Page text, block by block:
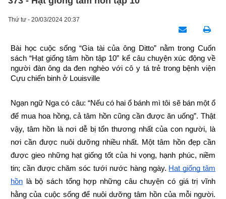
Thứ tư - 20/03/2024 20:37
Bài học cuộc sống “Gia tài của ông Ditto” nằm trong Cuốn
sách “Hạt giống tâm hồn tập 10” kể câu chuyện xúc động về
người đàn ông da đen nghèo với cô y tá trẻ trong bệnh viện
Cựu chiến binh ở Louisville
Ngạn ngữ Nga có câu: “Nếu có hai ổ bánh mì tôi sẽ bán một ổ
để mua hoa hồng, cả tâm hồn cũng cần được ăn uống”. Thật
vậy, tâm hồn là nơi dễ bị tổn thương nhất của con người, là
nơi cần được nuôi dưỡng nhiều nhất. Một tâm hồn đẹp cần
được gieo những hạt giống tốt của hi vọng, hạnh phúc, niềm
tin; cần được chăm sóc tưới nước hàng ngày. Hạt giống tâm
hồn là bộ sách tổng hợp những câu chuyện có giá trị vĩnh
hằng của cuộc sống để nuôi dưỡng tâm hồn của mỗi người.